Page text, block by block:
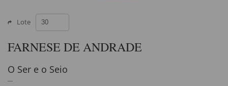
Lote
FARNESE DE ANDRADE
O Ser e o Seio